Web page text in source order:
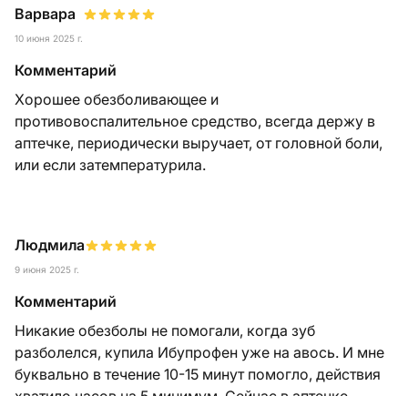
Варвара
10 июня 2025 г.
Комментарий
Хорошее обезболивающее и
противовоспалительное средство, всегда держу в
аптечке, периодически выручает, от головной боли,
или если затемпературила.
Людмила
9 июня 2025 г.
Комментарий
Никакие обезболы не помогали, когда зуб
разболелся, купила Ибупрофен уже на авось. И мне
буквально в течение 10-15 минут помогло, действия